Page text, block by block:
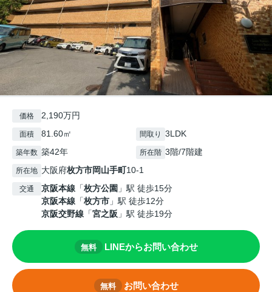
価格 2,190万円
面積 81.60㎡ 間取り 3LDK
築年数 築42年 所在階 3階/7階建
所在地 大阪府枚方市岡山手町10-1
交通 京阪本線 「枚方公園 」駅 徒歩15分
京阪本線 「枚方市 」駅 徒歩12分
京阪交野線 「宮之阪 」駅 徒歩19分
無料 LINEからお問い合わせ
無料 お問い合わせ